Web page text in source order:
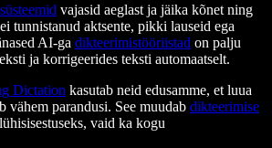
vajasid aeglast ja jäika kõnet ning
tunnistanud aktsente, pikki lauseid ega
AI-ga dikteerimistööriistad on palju
ja korrigeerides teksti automaatselt.
Dictation kasutab neid edusamme, et luua
vähem parandusi. See muudab dikteerimise
vaid ka kogu